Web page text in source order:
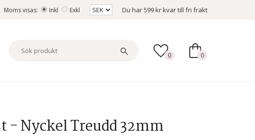
Moms visas: Inkl Exkl Du har599 krkvar till fri frakt
0 0
- Nyckel Treudd 32mm